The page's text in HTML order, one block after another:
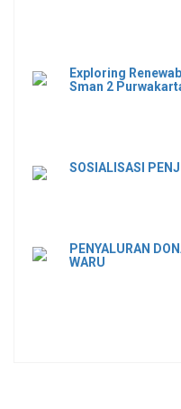
Exploring
Sman 2
SOSIALISASI
PENYALURAN
WARU